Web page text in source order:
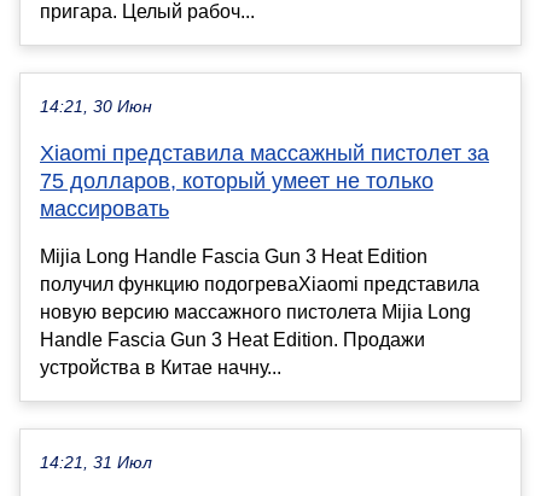
пригара. Целый рабоч...
14:21, 30 Июн
Xiaomi представила массажный пистолет за
75 долларов, который умеет не только
массировать
Mijia Long Handle Fascia Gun 3 Heat Edition
получил функцию подогреваXiaomi представила
новую версию массажного пистолета Mijia Long
Handle Fascia Gun 3 Heat Edition. Продажи
устройства в Китае начну...
14:21, 31 Июл